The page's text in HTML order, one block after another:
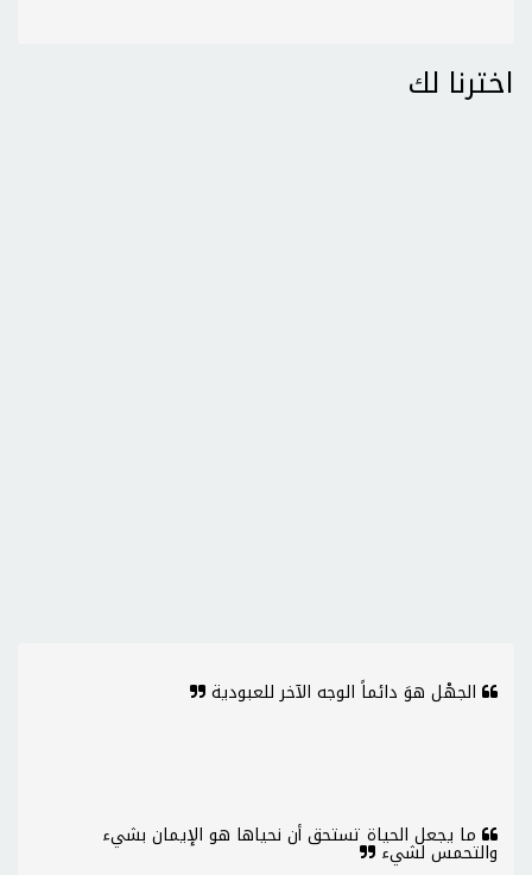
اخترنا لك
الجهْل هوَ دائماً الوجه الآخر للعبودية
ما يجعل الحياة تستحق أن نحياها هو الإيمان بشيء
والتحمس لشيء